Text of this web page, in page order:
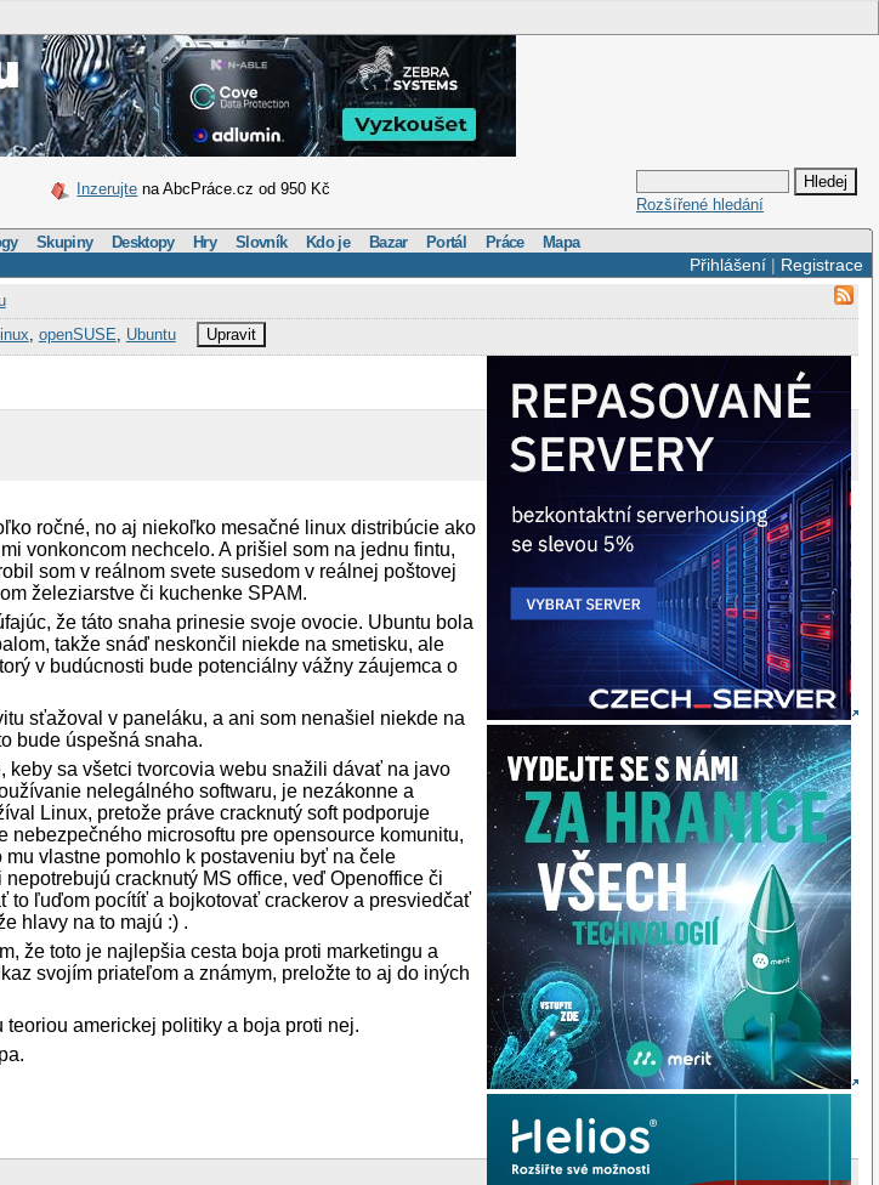
Inzerujte na AbcPráce.cz od 950 Kč
Rozšířené hledání
Skupiny Desktopy Hry Slovník Kdo je Bazar Portál Práce Mapa
Přihlášení| Registrace
openSUSE Ubuntu Upravit
ročné, no aj niekoľko mesačné linux distribúcie ako
vonkoncom nechcelo. A prišiel som na jednu fintu,
som v reálnom svete susedom v reálnej poštovej
železiarstve či kuchenke SPAM.
že táto snaha prinesie svoje ovocie. Ubuntu bola
takže snáď neskončil niekde na smetisku, ale
v budúcnosti bude potenciálny vážny záujemca o
sťažoval v paneláku, a ani som nenašiel niekde na
bude úspešná snaha.
keby sa všetci tvorcovia webu snažili dávať na javo
nelegálného softwaru, je nezákonne a
Linux, pretože práve cracknutý soft podporuje
microsoftu pre opensource komunitu,
vlastne pomohlo k postaveniu byť na čele
cracknutý MS office, veď Openoffice či
to ľuďom pocítíť a bojkotovať crackerov a presviedčať
hlavy na to majú :) .
že toto je najlepšia cesta boja proti marketingu a
svojím priateľom a známym, preložte to aj do iných
americkej politiky a boja proti nej.